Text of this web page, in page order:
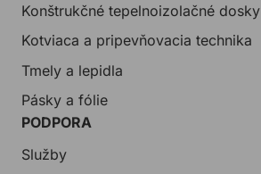
Konštrukčné tepelnoizolačné dosky
Kotviaca a pripevňovacia technika
Tmely a lepidla
Pásky a fólie
PODPORA
Služby